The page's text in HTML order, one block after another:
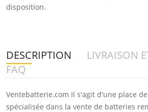
disposition.
DESCRIPTION
LIVRAISON
FAQ
Ventebatterie.com Il s'agit d'une place
spécialisée dans la vente de batteries